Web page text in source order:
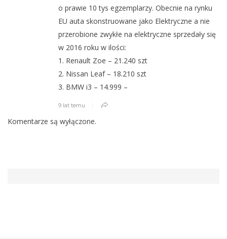
o prawie 10 tys egzemplarzy. Obecnie na rynku
EU auta skonstruowane jako Elektryczne a nie
przerobione zwykłe na elektryczne sprzedały się
w 2016 roku w ilości:
1. Renault Zoe – 21.240 szt
2. Nissan Leaf – 18.210 szt
3. BMW i3 – 14.999 –
9 lat temu
Komentarze są wyłączone.